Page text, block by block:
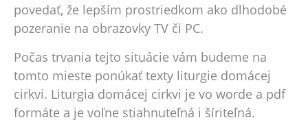
povedať, že lepším prostriedkom ako dlhodobé
pozeranie na obrazovky TV či PC.
Počas trvania tejto situácie vám budeme na
tomto mieste ponúkať texty liturgie domácej
cirkvi. Liturgia domácej cirkvi je vo worde a pdf
formáte a je voľne stiahnuteľná i šíriteľná.